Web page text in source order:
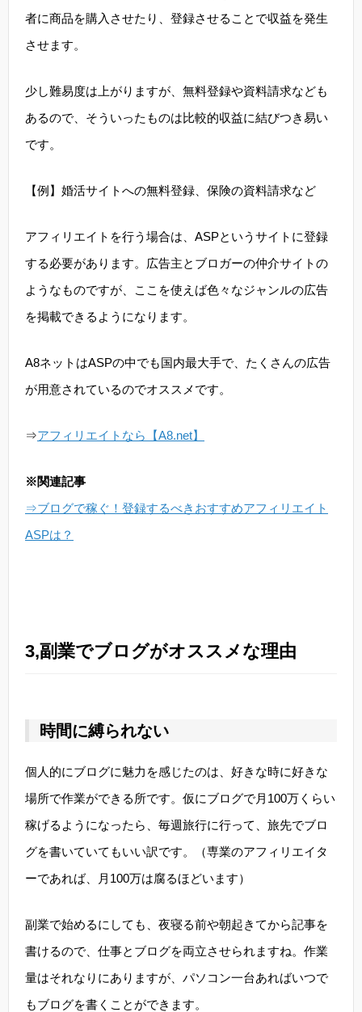
者に商品を購入させたり、登録させることで収益を発生
させます。
少し難易度は上がりますが、無料登録や資料請求なども
あるので、そういったものは比較的収益に結びつき易い
です。
【例】婚活サイトへの無料登録、保険の資料請求など
アフィリエイトを行う場合は、ASPというサイトに登録
する必要があります。広告主とブロガーの仲介サイトの
ようなものですが、ここを使えば色々なジャンルの広告
を掲載できるようになります。
A8ネットはASPの中でも国内最大手で、たくさんの広告
が用意されているのでオススメです。
⇒アフィリエイトなら【A8.net】
※関連記事
⇒ブログで稼ぐ！登録するべきおすすめアフィリエイト
ASPは？
3,副業でブログがオススメな理由
時間に縛られない
個人的にブログに魅力を感じたのは、好きな時に好きな
場所で作業ができる所です。仮にブログで月100万くらい
稼げるようになったら、毎週旅行に行って、旅先でブロ
グを書いていてもいい訳です。（専業のアフィリエイタ
ーであれば、月100万は腐るほどいます）
副業で始めるにしても、夜寝る前や朝起きてから記事を
書けるので、仕事とブログを両立させられますね。作業
量はそれなりにありますが、パソコン一台あればいつで
もブログを書くことができます。